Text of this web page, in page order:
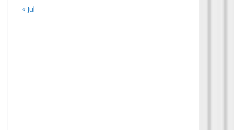
« Jul